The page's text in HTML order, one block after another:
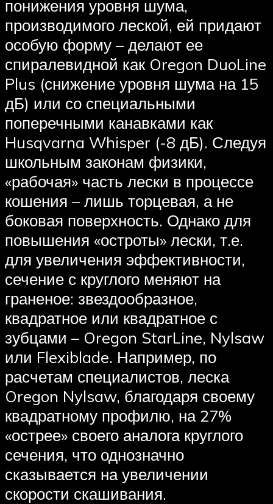
понижения уровня шума,
производимого леской, ей придают
особую форму – делают ее
спиралевидной как Oregon DuoLine
Plus (снижение уровня шума на 15
дБ) или со специальными
поперечными канавками как
Husqvarna Whisper (-8 дБ). Следуя
школьным законам физики,
«рабочая» часть лески в процессе
кошения – лишь торцевая, а не
боковая поверхность. Однако для
повышения «остроты» лески, т.е.
для увеличения эффективности,
сечение с круглого меняют на
граненое: звездообразное,
квадратное или квадратное с
зубцами – Oregon StarLine, Nylsaw
или Flexiblade. Например, по
расчетам специалистов, леска
Oregon Nylsaw, благодаря своему
квадратному профилю, на 27%
«острее» своего аналога круглого
сечения, что однозначно
сказывается на увеличении
скорости скашивания.